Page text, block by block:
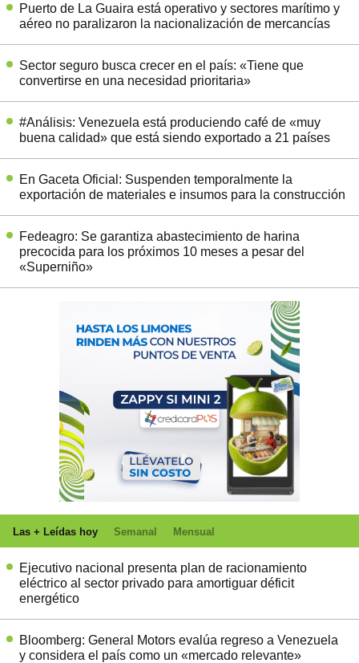
Puerto de La Guaira está operativo y sectores marítimo y
aéreo no paralizaron la nacionalización de mercancías
Sector seguro busca crecer en el país: «Tiene que
convertirse en una necesidad prioritaria»
#Análisis: Venezuela está produciendo café de «muy
buena calidad» que está siendo exportado a 21 países
En Gaceta Oficial: Suspenden temporalmente la
exportación de materiales e insumos para la construcción
Fedeagro: Se garantiza abastecimiento de harina
precocida para los próximos 10 meses a pesar del
«Superniño»
Las + Leídas hoy Semanal Mensual
Ejecutivo nacional presenta plan de racionamiento
eléctrico al sector privado para amortiguar déficit
energético
Bloomberg: General Motors evalúa regreso a Venezuela
y considera el país como un «mercado relevante»